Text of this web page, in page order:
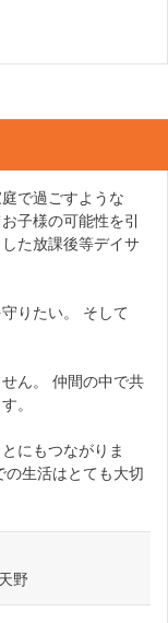
で過ごすような
子様の可能性を引
た放課後等デイサ
りたい。 そして
ん。 仲間の中で共
。
にもつながりま
生活はとても大切
野